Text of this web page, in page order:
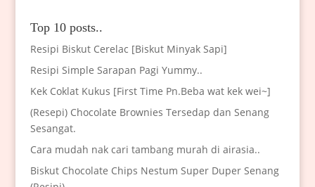
Top 10 posts..
Resipi Biskut Cerelac [Biskut Minyak Sapi]
Resipi Simple Sarapan Pagi Yummy..
Kek Coklat Kukus [First Time Pn.Beba wat kek wei~]
(Resepi) Chocolate Brownies Tersedap dan Senang
Sesangat.
Cara mudah nak cari tambang murah di airasia..
Biskut Chocolate Chips Nestum Super Duper Senang